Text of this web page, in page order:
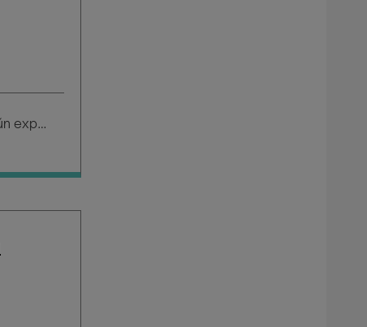
Salario según experiencia